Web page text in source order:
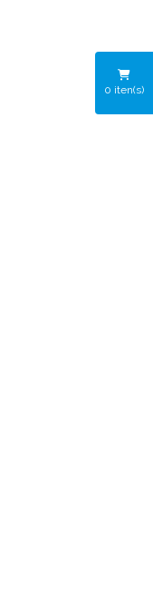
0 iten(s)